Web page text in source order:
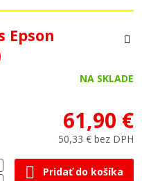
Epson
NA SKLADE
61,90 €
50,33 € bez DPH
Pridať do košíka